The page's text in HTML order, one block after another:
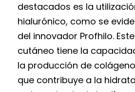
destacados es la
hialurónico, como se
del innovador Profhilo.
cutáneo tiene la
la producción de
que contribuye a la